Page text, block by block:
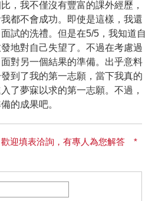
，我不僅沒有豐富的課外經歷，
都不會成功。即使是這樣，我還
試的洗禮。但是在5/5，我知道自
地對自己失望了。不過在考慮過
對另一個結果的準備。出乎意料
到了我的第一志願，當下我真的
了夢寐以求的第一志願。不過，
的成果吧。
歡迎填表洽詢，有專人為您解答 *